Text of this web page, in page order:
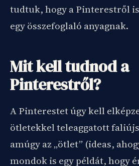
tudtuk, hogy a Pinterestről
egy összefoglaló anyagnak.
Mit kell tudnod a
Pinterestről?
A Pinterestet úgy kell
ötletekkel teleaggatott
amúgy az „ötlet” (ideas,
mondok is egy példát, hogy